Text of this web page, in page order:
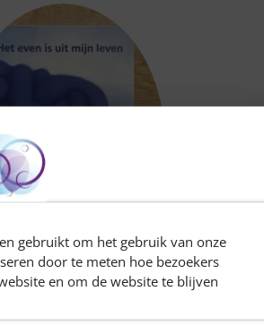
even is uit mijn leven. De blogposts
het teken van zijn strijdkracht.
gebruikt om het gebruik van onze
door te meten hoe bezoekers
en om de website te blijven